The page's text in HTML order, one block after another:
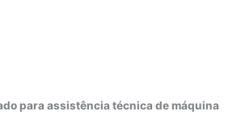
para assistência técnica de máquina